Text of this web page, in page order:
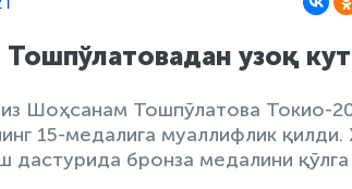
узоқ
Шоҳсанам Тошпўлатова Токио-
15-медалига муаллифлик
дастурида бронза медалини қўлга